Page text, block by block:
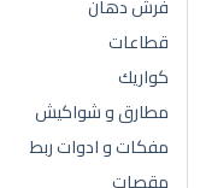
فرش دهان
قطاعات
كواريك
مطارق و شواكيش
مفكات و ادوات ربط
مقصات